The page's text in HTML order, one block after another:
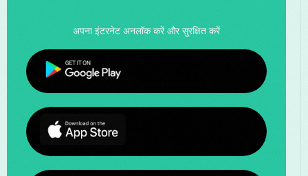
अपना इंटरनेट अनलॉक करें और सुरक्षित करें